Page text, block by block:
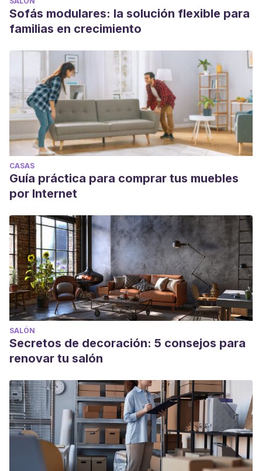
Sofás modulares: la solución flexible para
familias en crecimiento
CASAS
Guía práctica para comprar tus muebles
por Internet
SALÓN
Secretos de decoración: 5 consejos para
renovar tu salón